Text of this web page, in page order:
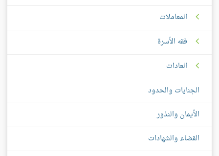
المعاملات
فقه الأسرة
العادات
الجنايات والحدود
الأيمان والنذور
القضاء والشهادات